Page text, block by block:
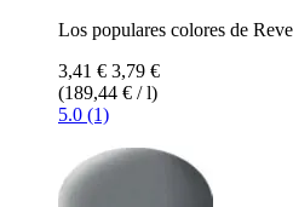
Los populares colores de
3,41 € 3,79 €
(189,44 € / l)
5.0 (1)